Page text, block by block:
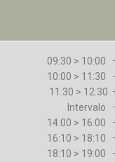
09:30 > 10:00
10:00 > 11:30
11:30 > 12:30
Intervalo
14:00 > 16:00
16:10 > 18:10
18:10 > 19:00